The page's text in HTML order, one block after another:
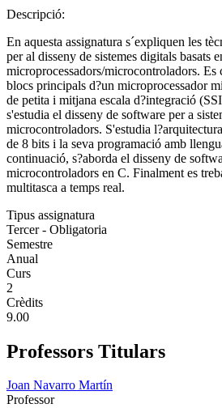
Descripció:
En aquesta assignatura s´expliquen les
per al disseny de sistemes digitals basats
microprocessadors/microcontroladors. Es
blocs principals d?un microprocessador
de petita i mitjana escala d?integració
s'estudia el disseny de software per a
microcontroladors. S'estudia
de 8 bits i la seva programació amb
continuació, s?aborda el disseny de
microcontroladors en C. Finalment es
multitasca a temps real.
Tipus assignatura
Tercer - Obligatoria
Semestre
Anual
Curs
2
Crèdits
9.00
Professors Titulars
Joan Navarro Martín
Professor